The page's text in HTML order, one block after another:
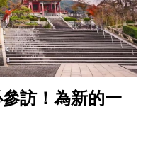
訪！為新的一